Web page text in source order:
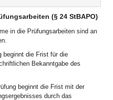
(§ 24 StBAPO)
in die Prüfungsarbeiten sind an
beginnt die Frist für die
Bekanntgabe des
beginnt die Frist mit der
durch das